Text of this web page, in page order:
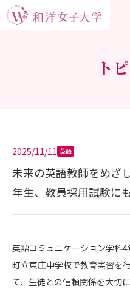
ト
2025/11/11 英語
未来の英語教師をめざ
年生、教員採用試験に
英語コミュニケーション学科
町立東庄中学校で教育実習を
て、生徒との信頼関係を大切